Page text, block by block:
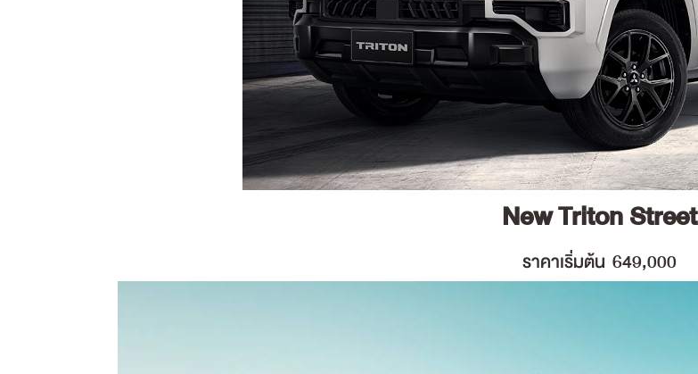
New Triton Street
ราคาเริ่มต้น 649,000